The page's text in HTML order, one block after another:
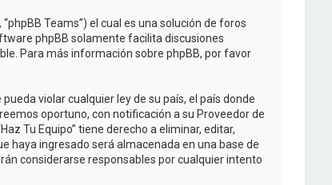
Teams”) el cual es una solución de foros
phpBB solamente facilita discusiones
Para más información sobre phpBB, por favor
violar cualquier ley de su país, el país donde
oportuno, con notificación a su Proveedor de
Tu Equipo” tiene derecho a eliminar, editar,
haya ingresado será almacenada en una base de
considerarse responsables por cualquier intento